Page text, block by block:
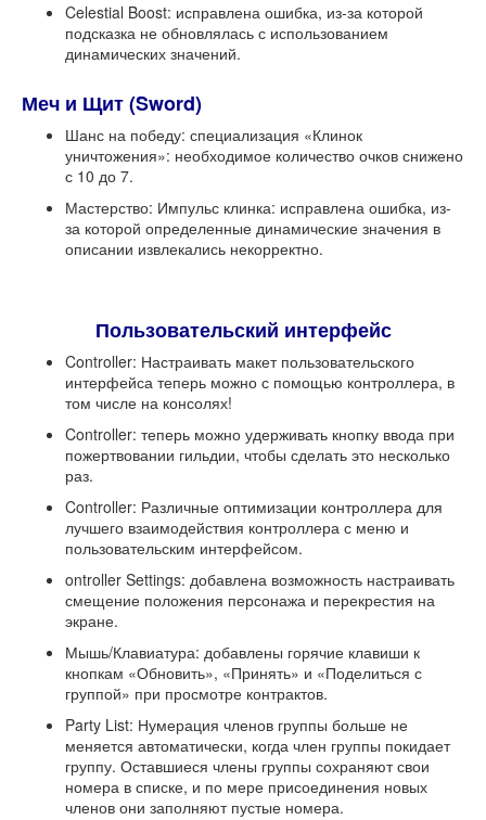
Celestial Boost: исправлена ​​ошибка, из-за которой
подсказка не обновлялась с использованием
динамических значений.
Меч и Щит (Sword)
Шанс на победу: специализация «Клинок
уничтожения»: необходимое количество очков снижено
с 10 до 7.
Мастерство: Импульс клинка: исправлена ​​ошибка, из-
за которой определенные динамические значения в
описании извлекались некорректно.
Пользовательский интерфейс
Controller: Настраивать макет пользовательского
интерфейса теперь можно с помощью контроллера, в
том числе на консолях!
Controller: теперь можно удерживать кнопку ввода при
пожертвовании гильдии, чтобы сделать это несколько
раз.
Controller: Различные оптимизации контроллера для
лучшего взаимодействия контроллера с меню и
пользовательским интерфейсом.
ontroller Settings: добавлена ​​возможность настраивать
смещение положения персонажа и перекрестия на
экране.
Мышь/Клавиатура: добавлены горячие клавиши к
кнопкам «Обновить», «Принять» и «Поделиться с
группой» при просмотре контрактов.
Party List: Нумерация членов группы больше не
меняется автоматически, когда член группы покидает
группу. Оставшиеся члены группы сохраняют свои
номера в списке, и по мере присоединения новых
членов они заполняют пустые номера.